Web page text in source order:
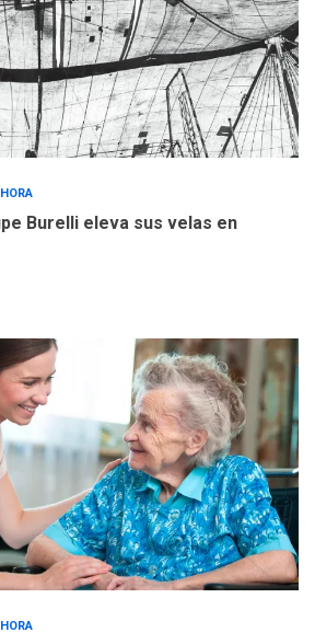
operativa con flota
vehicular de 60 unidades
adquiridas en un año de
gestión
REGIONALES ÚLTIMA HORA
«Juan Bautista Arismendi» a
la altura de Macho Muerto
trabajan en diplomado para
creación y manejo de
estadísticas de turismo
Burelli eleva sus velas en